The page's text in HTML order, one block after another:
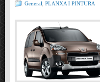
General PLANXA I PINTURA